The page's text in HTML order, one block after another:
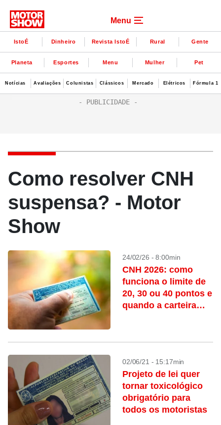
Menu
IstoÉ Dinheiro Revista IstoÉ Rural Gente
Planeta Esportes Menu Mulher Pet
Notícias Avaliações Colunistas Clássicos Mercado Elétricos Fórmula 1
Como resolver CNH
suspensa? - Motor
Show
24/02/26 - 8:00min
CNH 2026: como
funciona o limite de
20, 30 ou 40 pontos e
quando a carteira
02/06/21 - 15:17min
Projeto de lei quer
tornar toxicológico
obrigatório para
todos os motoristas